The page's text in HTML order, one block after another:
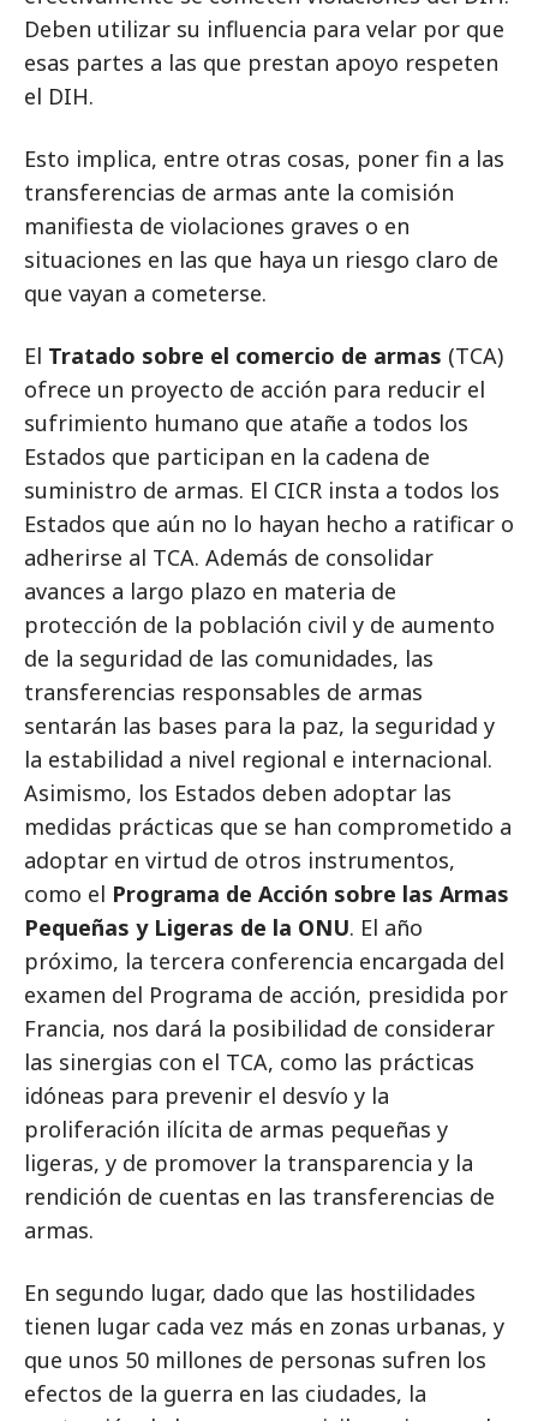
Deben utilizar su influencia para velar por que
esas partes a las que prestan apoyo respeten
el DIH.
Esto implica, entre otras cosas, poner fin a las
transferencias de armas ante la comisión
manifiesta de violaciones graves o en
situaciones en las que haya un riesgo claro de
que vayan a cometerse.
El Tratado sobre el comercio de armas (TCA)
ofrece un proyecto de acción para reducir el
sufrimiento humano que atañe a todos los
Estados que participan en la cadena de
suministro de armas. El CICR insta a todos los
Estados que aún no lo hayan hecho a ratificar o
adherirse al TCA. Además de consolidar
avances a largo plazo en materia de
protección de la población civil y de aumento
de la seguridad de las comunidades, las
transferencias responsables de armas
sentarán las bases para la paz, la seguridad y
la estabilidad a nivel regional e internacional.
Asimismo, los Estados deben adoptar las
medidas prácticas que se han comprometido a
adoptar en virtud de otros instrumentos,
como el Programa de Acción sobre las Armas
Pequeñas y Ligeras de la ONU. El año
próximo, la tercera conferencia encargada del
examen del Programa de acción, presidida por
Francia, nos dará la posibilidad de considerar
las sinergias con el TCA, como las prácticas
idóneas para prevenir el desvío y la
proliferación ilícita de armas pequeñas y
ligeras, y de promover la transparencia y la
rendición de cuentas en las transferencias de
armas.
En segundo lugar, dado que las hostilidades
tienen lugar cada vez más en zonas urbanas, y
que unos 50 millones de personas sufren los
efectos de la guerra en las ciudades, la